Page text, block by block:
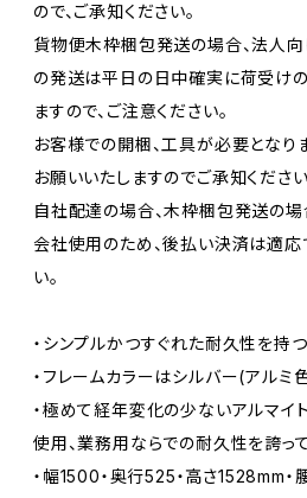
ので、ご承知ください。
貨物便木枠梱包発送の場合、法人
の発送は平日の日中確実に荷受け
ますので、ご注意ください。
お客様での開梱、工具が必要となり
お願いいたしますのでご承知ください
自社配達の場合、木枠梱包発送の
会社使用のため、後払い決済は適応
い。
・シンプルかつすぐれた耐久性を持
・フレームカラーはシルバー(アルミ色
・極めて経年変化の少ないアルマイ
使用、業務用ならでの耐久性を誇って
・幅1500・奥行525・高さ1528mm